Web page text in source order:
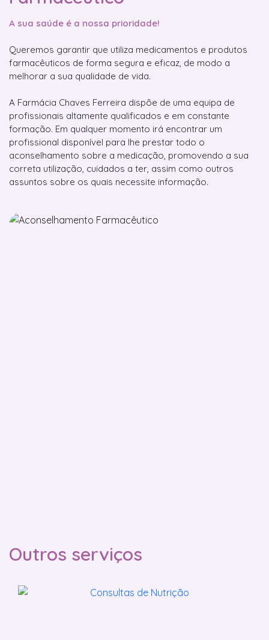
A sua saúde é a nossa prioridade!
Queremos garantir que utiliza medicamentos e produtos
farmacêuticos de forma segura e eficaz, de modo a
melhorar a sua qualidade de vida.
A Farmácia Chaves Ferreira dispõe de uma equipa de
profissionais altamente qualificados e em constante
formação. Em qualquer momento irá encontrar um
profissional disponível para lhe prestar todo o
aconselhamento sobre a medicação, promovendo a sua
correta utilização, cuidados a ter, assim como outros
assuntos sobre os quais necessite informação.
Outros serviços